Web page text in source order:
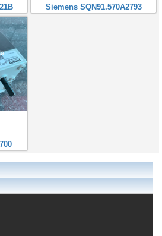
Siemens SQN91.570A2793